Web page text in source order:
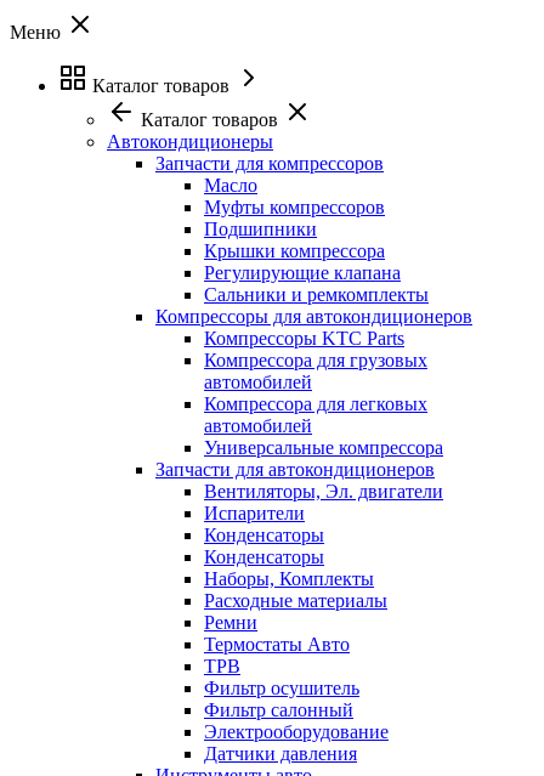
Меню
Каталог товаров
Каталог товаров
Автокондиционеры
Запчасти для компрессоров
Масло
Муфты компрессоров
Подшипники
Крышки компрессора
Регулирующие клапана
Сальники и ремкомплекты
Компрессоры для автокондиционеров
Компрессоры KTC Parts
Компрессора для грузовых
автомобилей
Компрессора для легковых
автомобилей
Универсальные компрессора
Запчасти для автокондиционеров
Вентиляторы, Эл. двигатели
Испарители
Конденсаторы
Конденсаторы
Наборы, Комплекты
Расходные материалы
Ремни
Термостаты Авто
ТРВ
Фильтр осушитель
Фильтр салонный
Электрооборудование
Датчики давления